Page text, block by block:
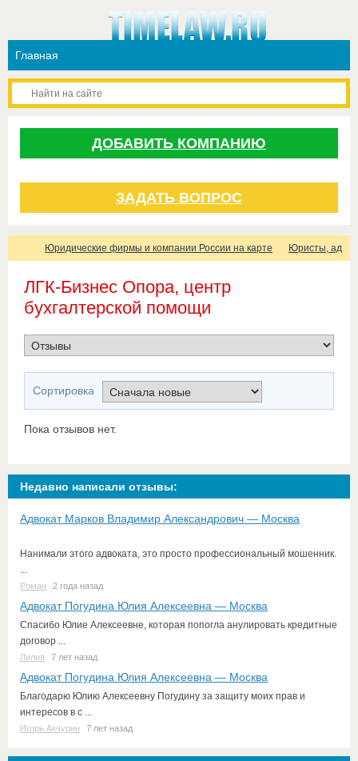
ДОБАВИТЬ КОМПАНИЮ
ЗАДАТЬ ВОПРОС
Юридические фирмы и компании России на карте Юристы,
ЛГК-Бизнес Опора, центр
бухгалтерской помощи
Сортировка
Пока отзывов нет.
Недавно написали отзывы:
Адвокат Марков Владимир Александрович — Москва
Нанимали этого адвоката, это просто профессиональный мошенник.
...
Роман 2 года назад
Адвокат Погудина Юлия Алексеевна — Москва
Спасибо Юлие Алексеевне, которая попогла анулировать кредитные
договор ...
Лилия 7 лет назад
Адвокат Погудина Юлия Алексеевна — Москва
Благодарю Юлию Алексеевну Погудину за защиту моих прав и
интересов в с ...
Игорь Акчурин 7 лет назад